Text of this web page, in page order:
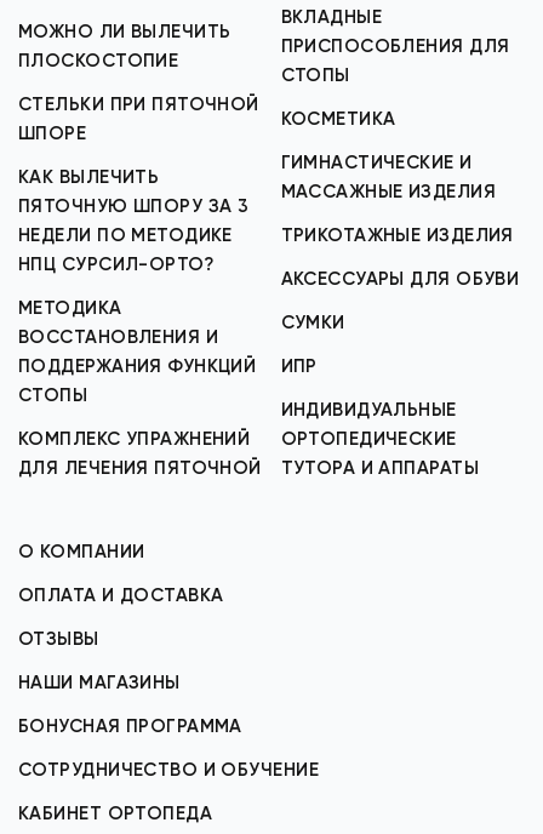
МОЖНО ЛИ ВЫЛЕЧИТЬ
ПЛОСКОСТОПИЕ
СТЕЛЬКИ ПРИ ПЯТОЧНОЙ
ШПОРЕ
КАК ВЫЛЕЧИТЬ
ПЯТОЧНУЮ ШПОРУ ЗА 3
НЕДЕЛИ ПО МЕТОДИКЕ
НПЦ СУРСИЛ-ОРТО?
МЕТОДИКА
ВОССТАНОВЛЕНИЯ И
ПОДДЕРЖАНИЯ ФУНКЦИЙ
СТОПЫ
КОМПЛЕКС УПРАЖНЕНИЙ
ДЛЯ ЛЕЧЕНИЯ ПЯТОЧНОЙ
ВКЛАДНЫЕ
ПРИСПОСОБЛЕНИЯ ДЛЯ
СТОПЫ
КОСМЕТИКА
ГИМНАСТИЧЕСКИЕ И
МАССАЖНЫЕ ИЗДЕЛИЯ
ТРИКОТАЖНЫЕ ИЗДЕЛИЯ
АКСЕССУАРЫ ДЛЯ ОБУВИ
СУМКИ
ИПР
ИНДИВИДУАЛЬНЫЕ
ОРТОПЕДИЧЕСКИЕ
ТУТОРА И АППАРАТЫ
О КОМПАНИИ
ОПЛАТА И ДОСТАВКА
ОТЗЫВЫ
НАШИ МАГАЗИНЫ
БОНУСНАЯ ПРОГРАММА
СОТРУДНИЧЕСТВО И ОБУЧЕНИЕ
КАБИНЕТ ОРТОПЕДА